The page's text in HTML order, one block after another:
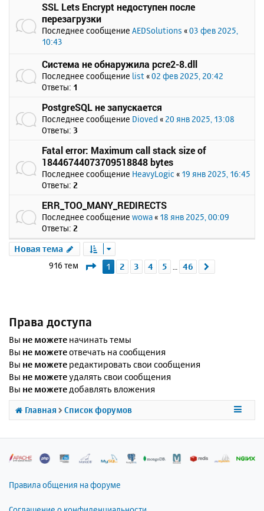
SSL Lets Encrypt недоступен после
перезагрузки
Последнее сообщение AEDSolutions «03 фев 2025,
10:43
Система не обнаружила pcre2-8.dll
Последнее сообщение list «02 фев 2025, 20:42
Ответы: 1
PostgreSQL не запускается
Последнее сообщение Dioved « 20 янв 2025, 13:08
Ответы: 3
Fatal error: Maximum call stack size of
18446744073709518848 bytes
Последнее сообщение HeavyLogic « 19 янв 2025, 16:45
Ответы: 2
ERR_TOO_MANY_REDIRECTS
Последнее сообщение wowa « 18 янв 2025, 00:09
Ответы: 2
Новая тема
916 тем Страница1 из 46
1 2 3 4 5 46
Права доступа
Вы не можете начинать темы
Вы не можетеотвечать на сообщения
Вы не можете редактировать свои сообщения
Вы не можетеудалять свои сообщения
Вы не можетедобавлять вложения
Главная Список форумов
Правила общения на форуме